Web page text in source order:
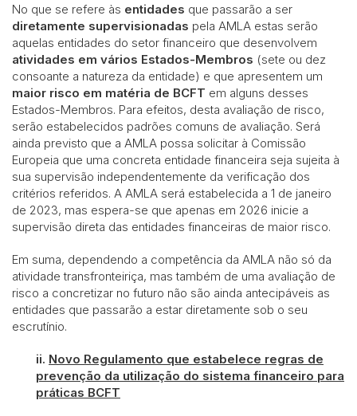
No que se refere às entidades que passarão a ser
diretamente supervisionadas pela AMLA estas serão
aquelas entidades do setor financeiro que desenvolvem
atividades em vários Estados-Membros (sete ou dez
consoante a natureza da entidade) e que apresentem um
maior risco em matéria de BCFT em alguns desses
Estados-Membros. Para efeitos, desta avaliação de risco,
serão estabelecidos padrões comuns de avaliação. Será
ainda previsto que a AMLA possa solicitar à Comissão
Europeia que uma concreta entidade financeira seja sujeita à
sua supervisão independentemente da verificação dos
critérios referidos. A AMLA será estabelecida a 1 de janeiro
de 2023, mas espera-se que apenas em 2026 inicie a
supervisão direta das entidades financeiras de maior risco.
Em suma, dependendo a competência da AMLA não só da
atividade transfronteiriça, mas também de uma avaliação de
risco a concretizar no futuro não são ainda antecipáveis as
entidades que passarão a estar diretamente sob o seu
escrutínio.
ii. Novo Regulamento que estabelece regras de
prevenção da utilização do sistema financeiro para
práticas BCFT